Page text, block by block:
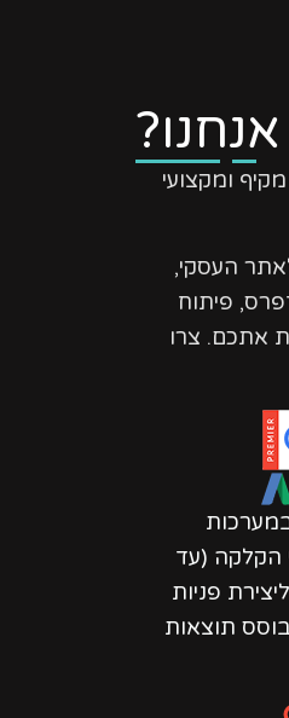
ומקצועי
העסקי,
פיתוח
אתכם. צרו
הקלקה (עד
פניות
תוצאות